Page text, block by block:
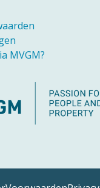
MVGM?